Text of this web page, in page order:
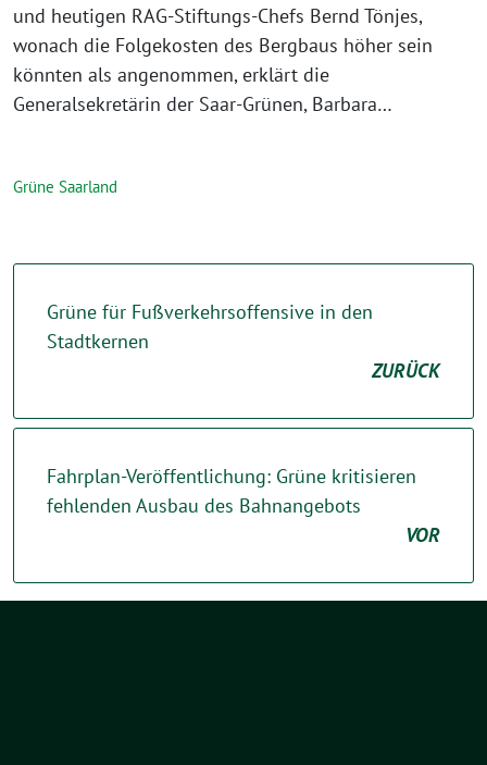
und heutigen RAG-Stiftungs-Chefs Bernd Tönjes,
wonach die Folgekosten des Bergbaus höher sein
könnten als angenommen, erklärt die
Generalsekretärin der Saar-Grünen, Barbara…
Grüne Saarland
Grüne für Fußverkehrsoffensive in den
Stadtkernen
ZURÜCK
Fahrplan-Veröffentlichung: Grüne kritisieren
fehlenden Ausbau des Bahnangebots
VOR